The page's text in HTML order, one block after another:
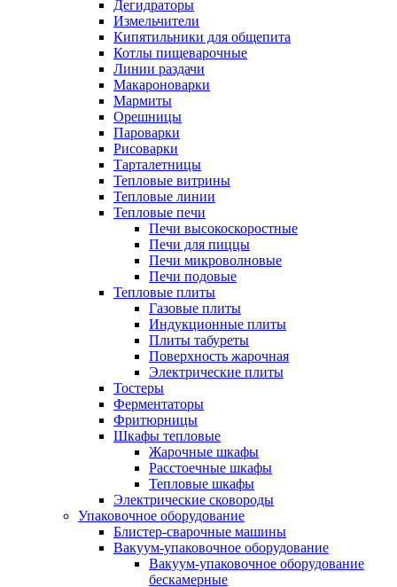
Дегидраторы
Измельчители
Кипятильники для общепита
Котлы пищеварочные
Линии раздачи
Макароноварки
Мармиты
Орешницы
Пароварки
Рисоварки
Тарталетницы
Тепловые витрины
Тепловые линии
Тепловые печи
Печи высокоскоростные
Печи для пиццы
Печи микроволновые
Печи подовые
Тепловые плиты
Газовые плиты
Индукционные плиты
Плиты табуреты
Поверхность жарочная
Электрические плиты
Тостеры
Ферментаторы
Фритюрницы
Шкафы тепловые
Жарочные шкафы
Расстоечные шкафы
Тепловые шкафы
Электрические сковороды
Упаковочное оборудование
Блистер-сварочные машины
Вакуум-упаковочное оборудование
Вакуум-упаковочное оборудование
беcкамерные